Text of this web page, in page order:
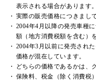
表示される場合があります。
実際の販売価格につきまし
2004年4月以降の発売車種
額（地方消費税額を含む）
2004年3月以前に発売され
価格が混在しています。
どちらの価格であるかは、
保険料、税金（除く消費税